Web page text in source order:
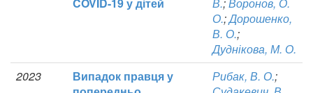
COVID-19 у дітей В.;Воронов, О.
О.;Дорошенко,
В. О.;
Дуднікова, М. О.
2023
Випадок правця у
Рибак, В. О.;